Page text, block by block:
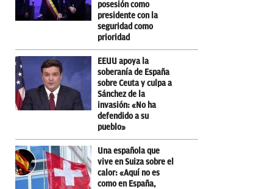
posesión como
presidente con la
seguridad como
prioridad
EEUU apoya la
soberanía de España
sobre Ceuta y culpa a
Sánchez de la
invasión: «No ha
defendido a su
pueblo»
Una española que
vive en Suiza sobre el
calor: «Aquí no es
como en España,